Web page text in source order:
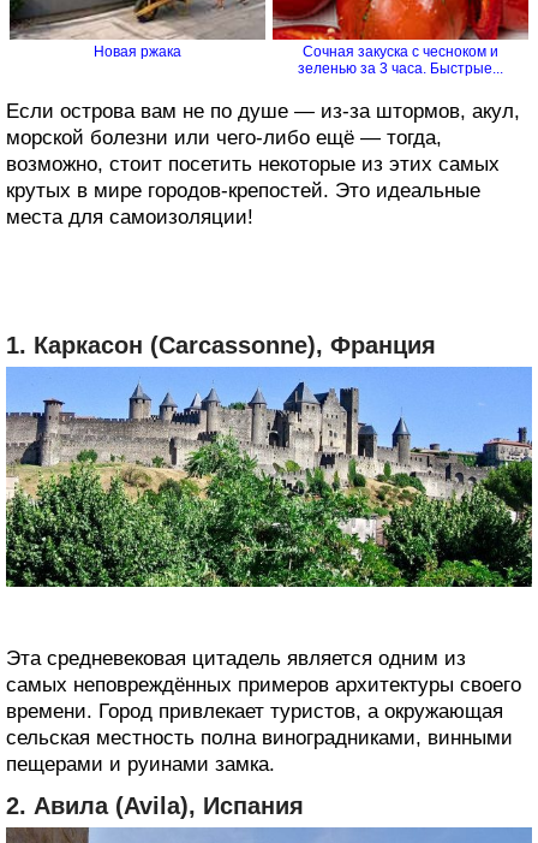
Новая ржака
Сочная закуска с чесноком и
зеленью за 3 часа. Быстрые...
Если острова вам не по душе — из-за штормов, акул,
морской болезни или чего-либо ещё — тогда,
возможно, стоит посетить некоторые из этих самых
крутых в мире городов-крепостей. Это идеальные
места для самоизоляции!
1. Каркасон (Carcassonne), Франция
Эта средневековая цитадель является одним из
самых неповреждённых примеров архитектуры своего
времени. Город привлекает туристов, а окружающая
сельская местность полна виноградниками, винными
пещерами и руинами замка.
2. Авила (Avila), Испания